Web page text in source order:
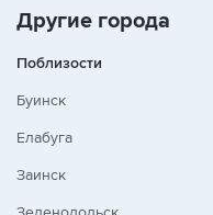
Другие города
Поблизости
Буинск
Елабуга
Заинск